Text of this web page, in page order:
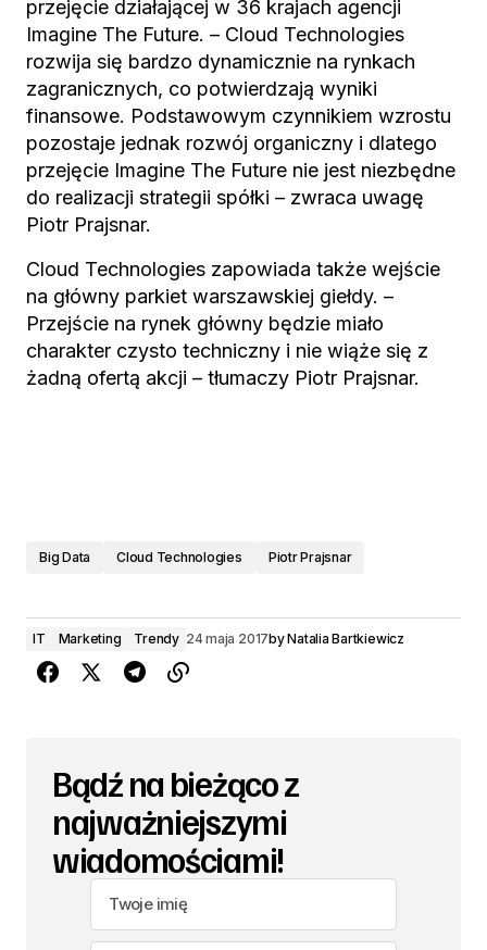
przejęcie działającej w 36 krajach agencji
Imagine The Future. – Cloud Technologies
rozwija się bardzo dynamicznie na rynkach
zagranicznych, co potwierdzają wyniki
finansowe. Podstawowym czynnikiem wzrostu
pozostaje jednak rozwój organiczny i dlatego
przejęcie Imagine The Future nie jest niezbędne
do realizacji strategii spółki – zwraca uwagę
Piotr Prajsnar.
Cloud Technologies zapowiada także wejście
na główny parkiet warszawskiej giełdy. –
Przejście na rynek główny będzie miało
charakter czysto techniczny i nie wiąże się z
żadną ofertą akcji – tłumaczy Piotr Prajsnar.
Big Data Cloud Technologies Piotr Prajsnar
IT Marketing Trendy 24 maja 2017byNatalia Bartkiewicz
Bądź na bieżąco z
najważniejszymi
wiadomościami!